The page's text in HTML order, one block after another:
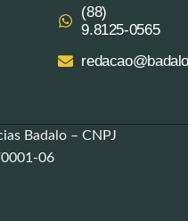
(88)
9.8125‑0565‬
Badalo – CNPJ
06